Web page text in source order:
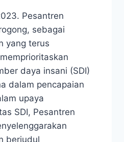
Pesantren
sebagai
yang terus
daya insani (SDI)
dalam pencapaian
upaya
SDI, Pesantren
berjudul